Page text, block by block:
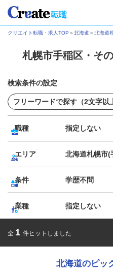
クリエイト転職・求人TOP ＞北海道 ＞北海道
札幌市手稲区・そ
検索条件の設定
職種 指定しない
エリア 北海道札幌市(
条件 学歴不問
業種 指定しない
全 1 件ヒットしました
北海道のピッ